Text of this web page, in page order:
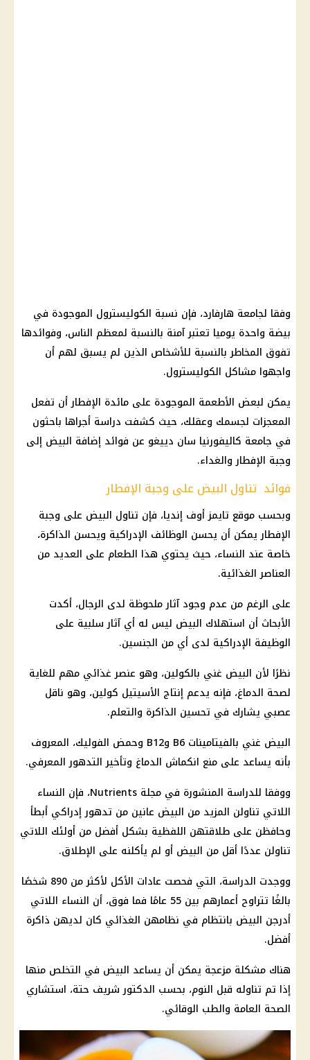
وفقا لجامعة هارفارد، فإن نسبة الكوليسترول الموجودة في
بيضة واحدة يوميا تعتبر آمنة بالنسبة لمعظم الناس، وفوائدها
تفوق المخاطر بالنسبة للأشخاص الذين لم يسبق لهم أن
واجهوا مشاكل الكوليسترول.
يمكن لبعض الأطعمة الموجودة على مائدة الإفطار أن تفعل
المعجزات لجسمك وعقلك، حيث كشفت دراسة أجراها باحثون
في جامعة كاليفورنيا سان دييغو عن فوائد إضافة البيض إلى
وجبة الإفطار والغداء.
فوائد تناول البيض على وجبة الإفطار
وبحسب موقع تايمز أوف إنديا، فإن تناول البيض على وجبة
الإفطار يمكن أن يحسن الوظائف الإدراكية ويحسن الذاكرة،
خاصة عند النساء، حيث يحتوي هذا الطعام على العديد من
العناصر الغذائية.
على الرغم من عدم وجود آثار ملحوظة لدى الرجال، أكدت
الأبحاث أن استهلاك البيض ليس له أيآثار سلبية على
الوظيفة الإدراكية لدى أي من الجنسين.
نظرًا لأن البيض غني بالكولين، وهو عنصر غذائي مهم للغاية
لصحة الدماغ، فإنه يدعم إنتاج الأسيتيل كولين، وهو ناقل
عصبي يشارك في تحسين الذاكرة والتعلم.
البيض
غني بالفيتامينات B6 وB12 وحمض الفوليك، المعروف
بأنه يساعد على منع انكماش الدماغ وتأخير التدهور المعرفي.
ووفقا للدراسة المنشورة في مجلة Nutrients، فإن
النساء
اللاتي تناولن المزيد من البيض عانين من تدهور إدراكي أبطأ
وحافظن على طلاقتهن اللفظية بشكل أفضل من أولئك اللاتي
تناولن عددًا أقل من البيض أو لم يأكلنه على الإطلاق.
ووجدت الدراسة
، التي فحصت عادات الأكل لأكثر من 890 شخصًا
بالغًا تتراوح أعمارهم بين 55 عامًا فما فوق، أن
النساء اللاتي
أدرجن البيض بانتظام في نظامهن الغذائي كان لديهن ذاكرة
أفضل.
هناك مشكلة مزعجة يمكن أن يساعد البيض في التخلص منها
إذا تم تناوله قبل النوم، بحسب الدكتور شريف حتة، استشاري
الصحة العامة والطب الوقائي.